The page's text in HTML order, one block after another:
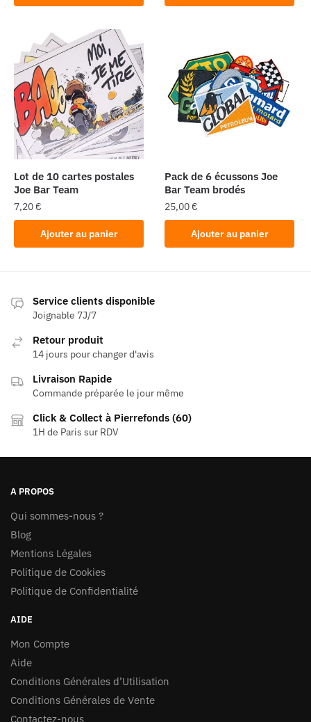
Lot de 10 cartes postales
Joe Bar Team
7,20€
Ajouter au panier
Pack de 6 écussons Joe
Bar Team brodés
25,00€
Ajouter au panier
Service clients disponible
Joignable 7J/7
Retour produit
14 jours pour changer d'avis
Livraison Rapide
Commande préparée le jour même
Click & Collect à Pierrefonds (60)
1H de Paris sur RDV
A PROPOS
Qui sommes-nous ?
Blog
Mentions Légales
Politique de Cookies
Politique de Confidentialité
AIDE
Mon Compte
Aide
Conditions Générales d’Utilisation
Conditions Générales de Vente
Contactez-nous